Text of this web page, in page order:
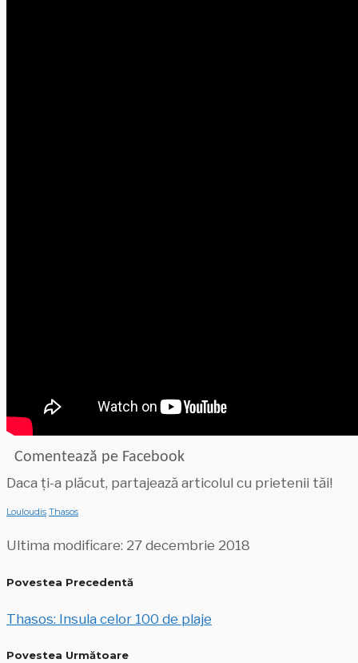
Comentează pe Facebook
Daca ți-a plăcut, partajează articolul cu prietenii tăi!
Louloudis Thasos
Ultima modificare: 27 decembrie 2018
Povestea Precedentă
Thasos: Insula celor 100 de plaje
Povestea Următoare